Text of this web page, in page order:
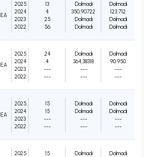
EA
2025
2024
2023
2022
13
4
25
56
Dolmadı
350,90722
Dolmadı
Dolmadı
Dolmadı
123.712
Dolmadı
Dolmadı
EA
2025
2024
2023
2022
24
4
---
---
Dolmadı
364,38318
---
---
Dolmadı
90.950
---
---
EA
2025
2024
2023
2022
15
15
---
---
Dolmadı
Dolmadı
---
---
Dolmadı
Dolmadı
---
---
2025
15
Dolmadı
Dolmadı